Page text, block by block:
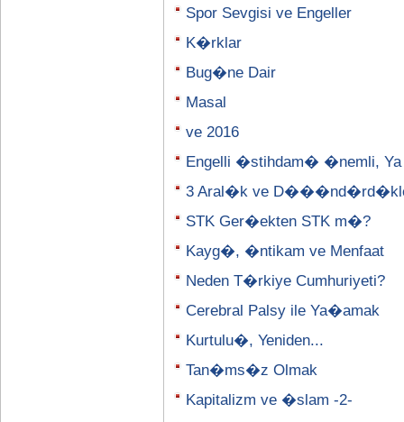
Spor Sevgisi ve Engeller
K�rklar
Bug�ne Dair
Masal
ve 2016
Engelli �stihdam� �nemli,
3 Aral�k ve
STK Ger�ekten STK m�?
Kayg�, �ntikam ve Menfaat
Neden T�rkiye Cumhuriyeti?
Cerebral Palsy ile Ya�amak
Kurtulu�, Yeniden...
Tan�ms�z Olmak
Kapitalizm ve �slam -2-